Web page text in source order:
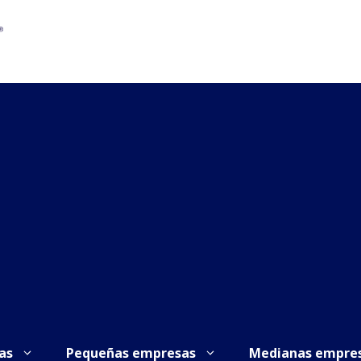
Pequeñas empresas Medianas